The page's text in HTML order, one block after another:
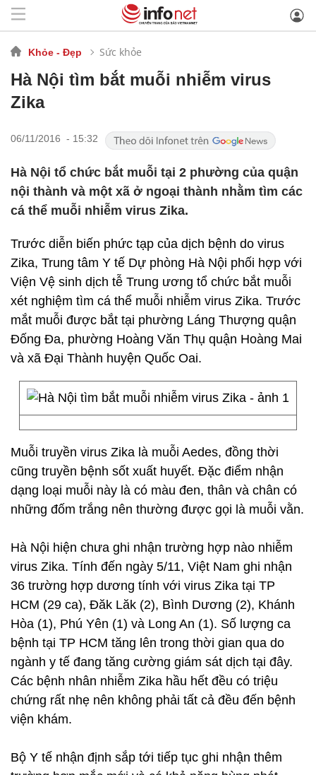
Khỏe - Đẹp Sức khỏe
Hà Nội tìm bắt muỗi nhiễm virus
Zika
06/11/2016 - 15:32
Hà Nội tổ chức bắt muỗi tại 2 phường của quận
nội thành và một xã ở ngoại thành nhằm tìm các
cá thể muỗi nhiễm virus Zika.
Trước diễn biến phức tạp của dịch bệnh do virus
Zika, Trung tâm Y tế Dự phòng Hà Nội phối hợp với
Viện Vệ sinh dịch tễ Trung ương tổ chức bắt muỗi
xét nghiệm tìm cá thể muỗi nhiễm virus Zika. Trước
mắt muỗi được bắt tại phường Láng Thượng quận
Đống Đa, phường Hoàng Văn Thụ quận Hoàng Mai
và xã Đại Thành huyện Quốc Oai.
Muỗi truyền virus Zika là muỗi Aedes, đồng thời
cũng truyền bệnh sốt xuất huyết. Đặc điểm nhận
dạng loại muỗi này là có màu đen, thân và chân có
những đốm trắng nên thường được gọi là muỗi vằn.
Hà Nội hiện chưa ghi nhận trường hợp nào nhiễm
virus Zika. Tính đến ngày 5/11, Việt Nam ghi nhận
36 trường hợp dương tính với virus Zika tại TP
HCM (29 ca), Đăk Lăk (2), Bình Dương (2), Khánh
Hòa (1), Phú Yên (1) và Long An (1). Số lượng ca
bệnh tại TP HCM tăng lên trong thời gian qua do
ngành y tế đang tăng cường giám sát dịch tại đây.
Các bệnh nhân nhiễm Zika hầu hết đều có triệu
chứng rất nhẹ nên không phải tất cả đều đến bệnh
viện khám.
Bộ Y tế nhận định sắp tới tiếp tục ghi nhận thêm